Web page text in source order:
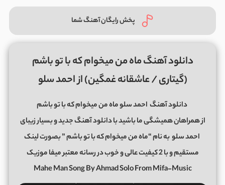
پخش رایگان آهنگ شما
دانلود آهنگ ماه من میخوام که با تو باشم
(گیتاری / عاشقانه غمگین) از احمد سلو
دانلود آهنگ احمد سلو ماه من میخوام که با تو باشم
از همراهان همیشگی ما باشید با دانلود آهنگ جدید و بسیار زیبای
احمد سلوبه نام “ماه من میخوام که با تو باشم ” بصورت لینک
مستقیم و با 2 کیفیت عالی و خوب در رسانه معتبر میفا موزیک
Mahe Man Song By Ahmad Solo From Mifa-Music